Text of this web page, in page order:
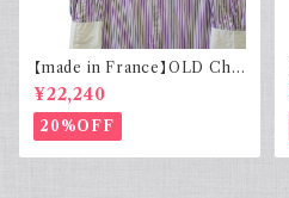
【made in France】OLD Cha
rvet ストライプ 切り替え 紫
¥22,240
20%OFF